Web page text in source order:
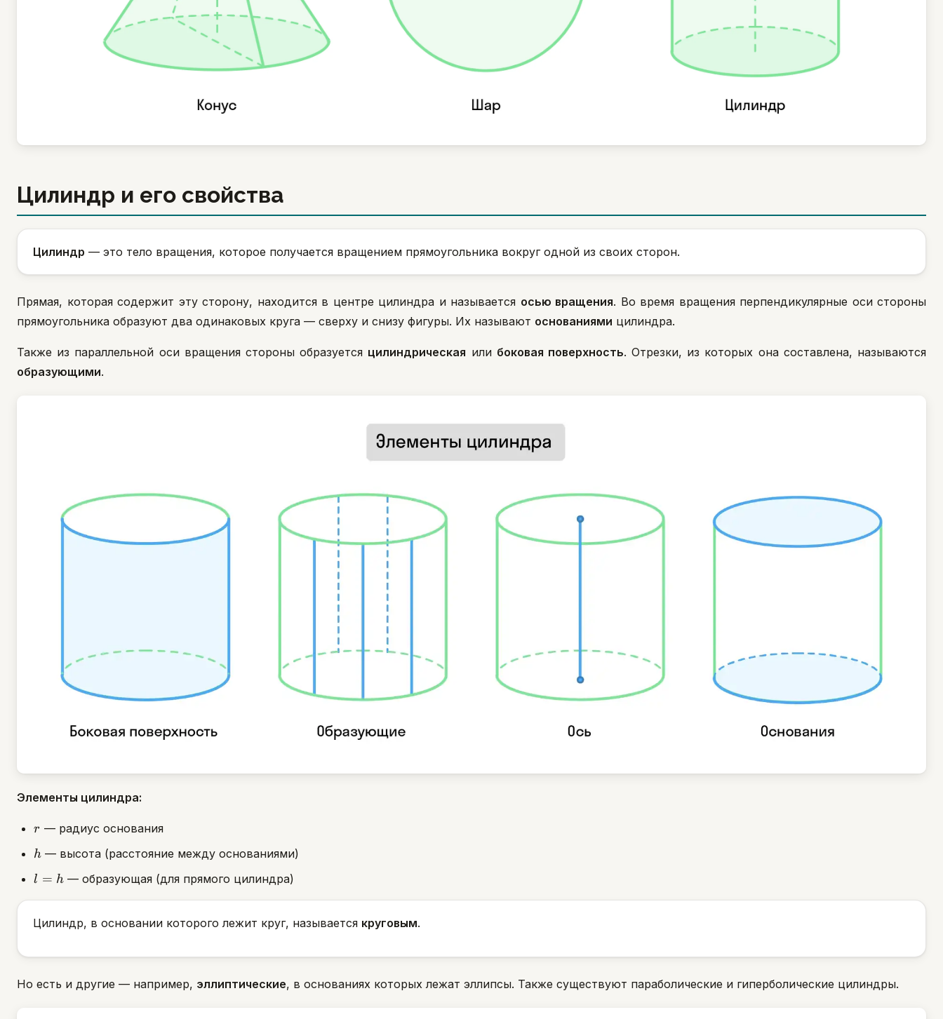
Цилиндр и его свойства
Цилиндр — это тело вращения, которое получается вращением прямоугольника вокруг одной из своих сторон.
Прямая, которая содержит эту сторону, находится в центре цилиндра и называется осью вращения. Во время вращения перпендикулярные оси стороны
прямоугольника образуют два одинаковых круга — сверху и снизу фигуры. Их называют основаниями цилиндра.
Также из параллельной оси вращения стороны образуется цилиндрическая или боковая поверхность. Отрезки, из которых она составлена, называются
образующими.
Элементы цилиндра:
r
r — радиус основания
h
h — высота (расстояние между основаниями)
l
l = h — образующая (для прямого цилиндра)
Цилиндр, в основании которого лежит круг, называется круговым.
Но есть и другие — например, эллиптические, в основаниях которых лежат эллипсы. Также существуют параболические и гиперболические цилиндры.